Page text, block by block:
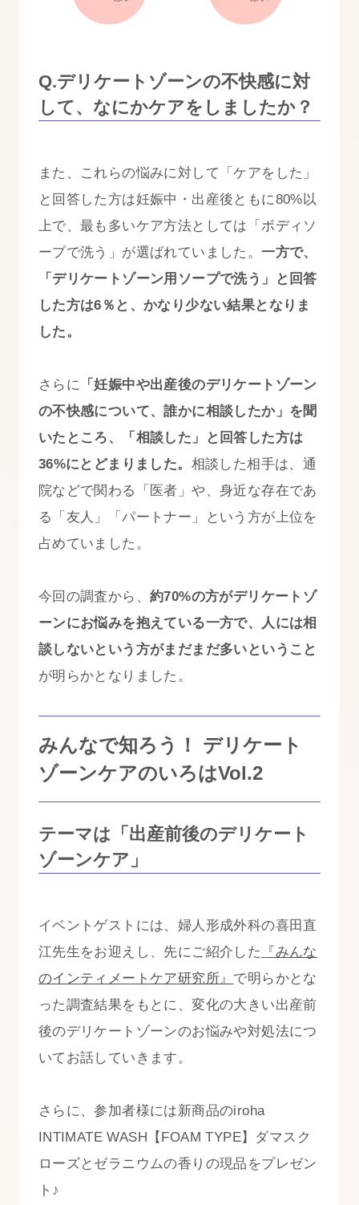
Q.デリケートゾーンの不快感に対
して、なにかケアをしましたか？
また、これらの悩みに対して「ケアをした」
と回答した方は妊娠中・出産後ともに80%以
上で、最も多いケア方法としては「ボディソ
ープで洗う」が選ばれていました。一方で、
「デリケートゾーン用ソープで洗う」と回答
した方は6％と、かなり少ない結果となりま
した。
さらに 「妊娠中や出産後のデリケートゾーン
の不快感について、誰かに相談したか」を聞
いたところ、「相談した」と回答した方は
36%にとどまりました。 相談した相手は、通
院などで関わる「医者」や、身近な存在であ
る「友人」「パートナー」という方が上位を
占めていました。
今回の調査から、 約70%の方がデリケートゾ
ーンにお悩みを抱えている一方で、人には相
談しないという方がまだまだ多いということ
が明らかとなりました。
みんなで知ろう！ デリケート
ゾーンケアのいろはVol.2
テーマは「出産前後のデリケート
ゾーンケア」
イベントゲストには、婦人形成外科の喜田直
江先生をお迎えし、先にご紹介した
『みんな
のインティメートケア研究所』 で明らかとな
った調査結果をもとに、変化の大きい出産前
後のデリケートゾーンのお悩みや対処法につ
いてお話していきます。
さらに、参加者様には新商品のiroha
INTIMATE WASH【FOAM TYPE】ダマスク
ローズとゼラニウムの香りの現品をプレゼン
ト♪